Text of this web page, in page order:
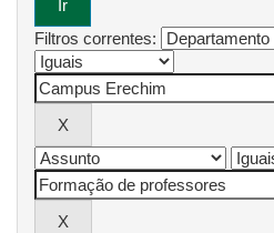
Filtros correntes: